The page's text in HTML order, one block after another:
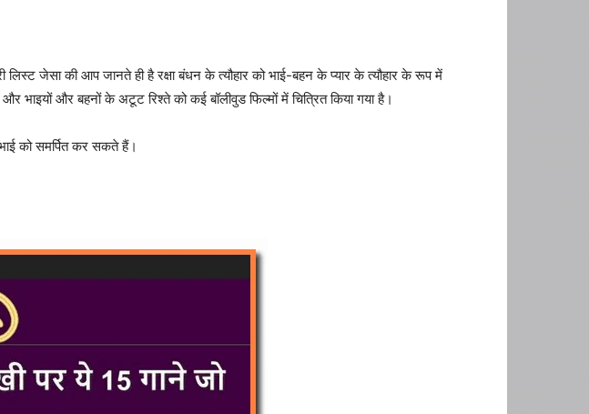
जेसा की आप जानते ही है रक्षा बंधन के त्यौहार को भाई-बहन के प्यार के त्यौहार के रूप में
भाइयों और बहनों के अटूट रिश्ते को कई बॉलीवुड फिल्मों में चित्रित किया गया है।
को समर्पित कर सकते हैं।